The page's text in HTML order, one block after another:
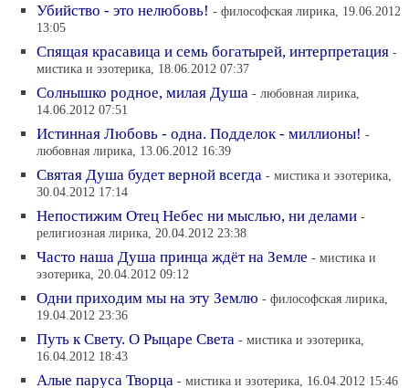
Убийство - это нелюбовь! - философская лирика, 19.06.2012
13:05
Спящая красавица и семь богатырей, интерпретация -
мистика и эзотерика, 18.06.2012 07:37
Солнышко родное, милая Душа - любовная лирика,
14.06.2012 07:51
Истинная Любовь - одна. Подделок - миллионы! -
любовная лирика, 13.06.2012 16:39
Святая Душа будет верной всегда - мистика и эзотерика,
30.04.2012 17:14
Непостижим Отец Небес ни мыслью, ни делами -
религиозная лирика, 20.04.2012 23:38
Часто наша Душа принца ждёт на Земле - мистика и
эзотерика, 20.04.2012 09:12
Одни приходим мы на эту Землю - философская лирика,
19.04.2012 23:36
Путь к Свету. О Рыцаре Света - мистика и эзотерика,
16.04.2012 18:43
Алые паруса Творца - мистика и эзотерика, 16.04.2012 15:46